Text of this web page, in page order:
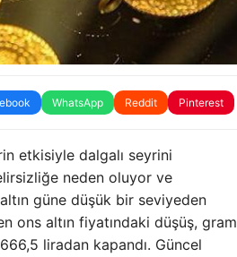
WhatsApp Reddit Pinterest
etkisiyle dalgalı seyrini
neden oluyor ve
altın güne düşük bir seviyeden
ons altın fiyatındaki düşüş, gram
liradan kapandı. Güncel